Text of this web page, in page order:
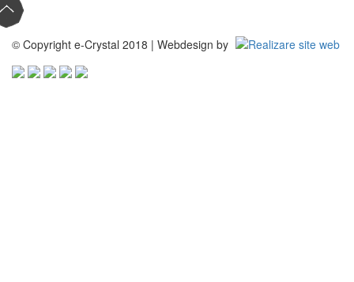
© Copyright e-Crystal 2018 | Webdesign by